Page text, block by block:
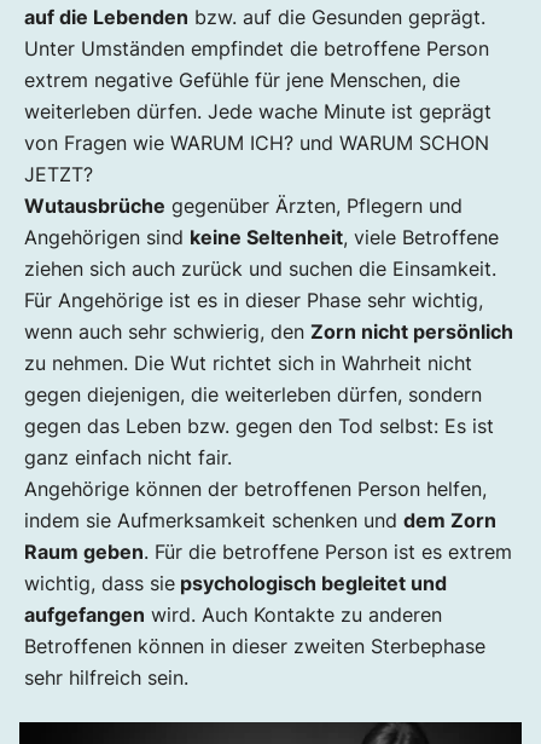
auf die Lebenden bzw. auf die Gesunden geprägt.
Unter Umständen empfindet die betroffene Person
extrem negative Gefühle für jene Menschen, die
weiterleben dürfen. Jede wache Minute ist geprägt
von Fragen wie WARUM ICH? und WARUM SCHON
JETZT?
Wutausbrüche gegenüber Ärzten, Pflegern und
Angehörigen sind keine Seltenheit, viele Betroffene
ziehen sich auch zurück und suchen die Einsamkeit.
Für Angehörige ist es in dieser Phase sehr wichtig,
wenn auch sehr schwierig, den Zorn nicht persönlich
zu nehmen. Die Wut richtet sich in Wahrheit nicht
gegen diejenigen, die weiterleben dürfen, sondern
gegen das Leben bzw. gegen den Tod selbst: Es ist
ganz einfach nicht fair.
Angehörige können der betroffenen Person helfen,
indem sie Aufmerksamkeit schenken und dem Zorn
Raum geben. Für die betroffene Person ist es extrem
wichtig, dass sie psychologisch begleitet und
aufgefangen wird. Auch Kontakte zu anderen
Betroffenen können in dieser zweiten Sterbephase
sehr hilfreich sein.